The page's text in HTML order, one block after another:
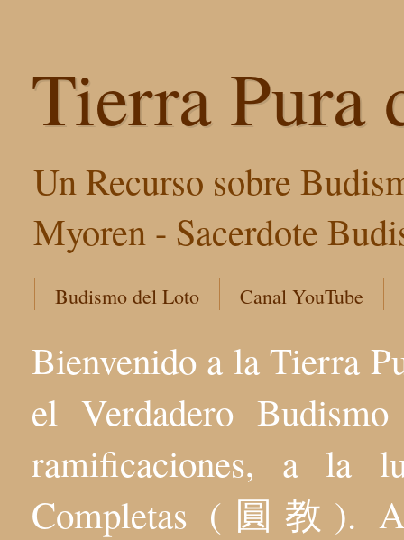
Tierra Pura
Un Recurso sobre
Myoren - Sacerdote
Budismo del Loto Canal YouTube
Bienvenido a la Tierra
el Verdadero
ramificaciones, a la
Completas (圓教).